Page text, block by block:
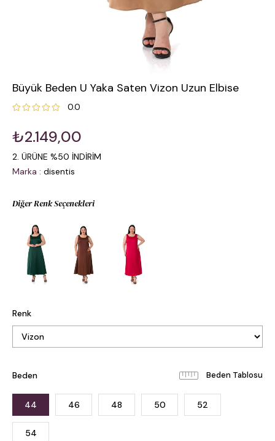
Büyük Beden U Yaka Saten Vizon Uzun Elbise
0.0
₺2.149,00
2. ÜRÜNE %50 İNDİRİM
Marka : disentis
Diğer Renk Seçenekleri
Renk
Beden Beden Tablosu
44 46 48 50 52
54